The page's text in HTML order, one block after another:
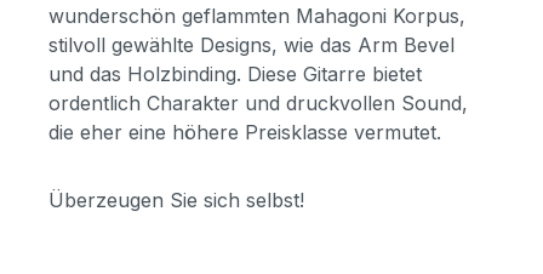
wunderschön geflammten Mahagoni Korpus,
stilvoll gewählte Designs, wie das Arm Bevel
und das Holzbinding. Diese Gitarre bietet
ordentlich Charakter und druckvollen Sound,
die eher eine höhere Preisklasse vermutet.
Überzeugen Sie sich selbst!